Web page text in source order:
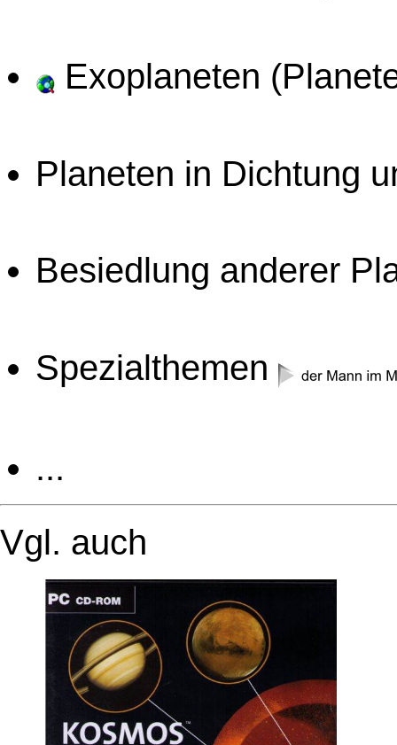
Exoplaneten
Planeten in Dichtung
Besiedlung anderer
Spezialthemen
...
Vgl. auch